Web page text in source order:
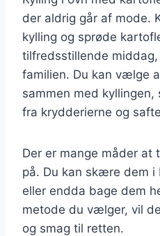
der aldrig går af mode.
kylling og sprøde
tilfredsstillende
familien. Du kan vælge
sammen med
fra krydderierne og
Der er mange måder at
på. Du kan skære dem i
eller endda bage dem
metode du vælger, vil
og smag til retten.